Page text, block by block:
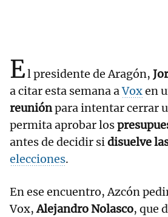
El presidente de Aragón,
a citar esta semana aVoxen
reuniónpara intentar cerrar
permita aprobar los
antes de decidir sidisuelve
elecciones.
En ese encuentro, Azcón
Vox,Alejandro Nolasco, que